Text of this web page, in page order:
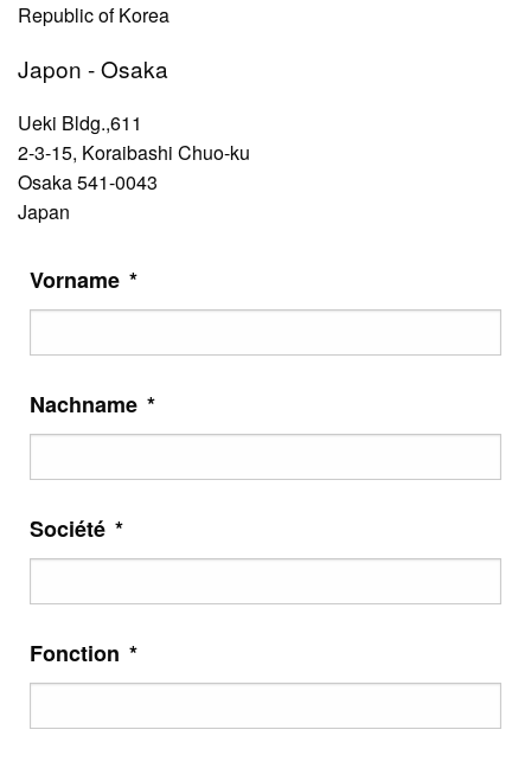
Republic of Korea
Japon - Osaka
Ueki Bldg.,611
2-3-15, Koraibashi Chuo-ku
Osaka 541-0043
Japan
Vorname *
Nachname *
Société *
Fonction *